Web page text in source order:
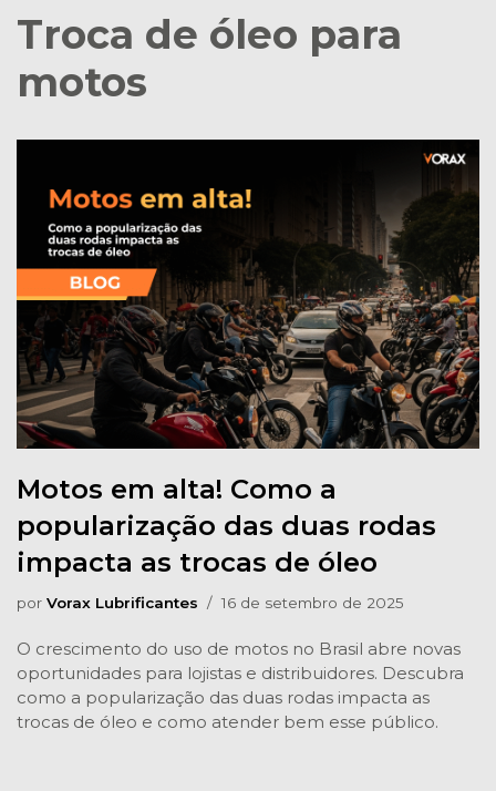
Troca de óleo para
motos
Motos em alta! Como a
popularização das duas rodas
impacta as trocas de óleo
por Vorax Lubrificantes 16 de setembro de 2025
O crescimento do uso de motos no Brasil abre novas
oportunidades para lojistas e distribuidores. Descubra
como a popularização das duas rodas impacta as
trocas de óleo e como atender bem esse público.